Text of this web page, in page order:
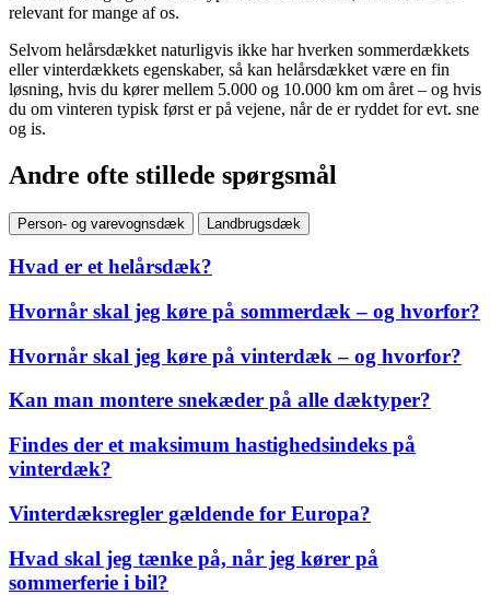
relevant for mange af os.
Selvom helårsdækket naturligvis ikke har hverken sommerdækkets
eller vinterdækkets egenskaber, så kan helårsdækket være en fin
løsning, hvis du kører mellem 5.000 og 10.000 km om året – og hvis
du om vinteren typisk først er på vejene, når de er ryddet for evt. sne
og is.
Andre ofte stillede spørgsmål
Person- og varevognsdæk Landbrugsdæk
Hvad er et helårsdæk?
Hvornår skal jeg køre på sommerdæk – og hvorfor?
Hvornår skal jeg køre på vinterdæk – og hvorfor?
Kan man montere snekæder på alle dæktyper?
Findes der et maksimum hastighedsindeks på
vinterdæk?
Vinterdæksregler gældende for Europa?
Hvad skal jeg tænke på, når jeg kører på
sommerferie i bil?